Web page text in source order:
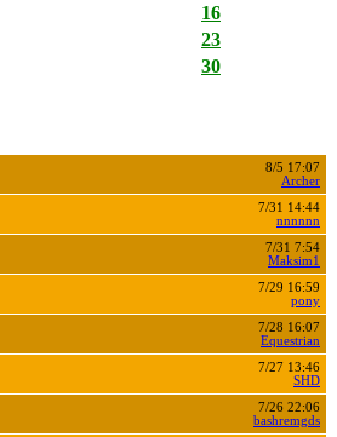
16
23
30
8/5 17:07
Archer
7/31 14:44
nnnnnn
7/31 7:54
Maksim1
7/29 16:59
pony
7/28 16:07
Equestrian
7/27 13:46
SHD
7/26 22:06
bashremgds